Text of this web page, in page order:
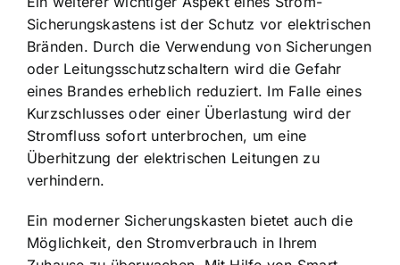
Sicherungskastens ist der Schutz vor elektrischen
Bränden. Durch die Verwendung von Sicherungen
oder Leitungsschutzschaltern wird die Gefahr
eines Brandes erheblich reduziert. Im Falle eines
Kurzschlusses oder einer Überlastung wird der
Stromfluss sofort unterbrochen, um eine
Überhitzung der elektrischen Leitungen zu
verhindern.
Ein moderner Sicherungskasten bietet auch die
Möglichkeit, den Stromverbrauch in Ihrem